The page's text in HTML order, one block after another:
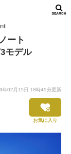
ート
モデル
年02月15日 18時45分更新
お気に入り